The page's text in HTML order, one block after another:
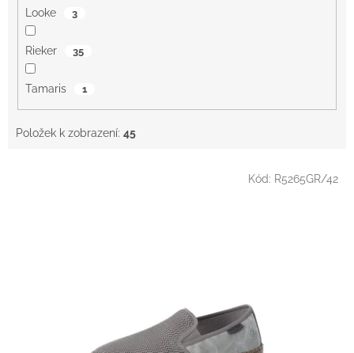
Looke 3
Rieker 35
Tamaris 1
Položek k zobrazení: 45
Kód: R5265GR/42